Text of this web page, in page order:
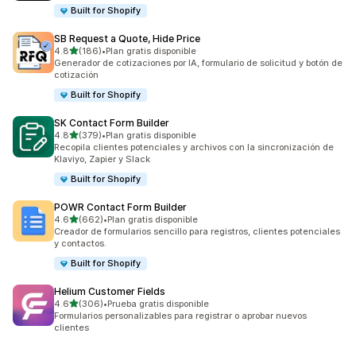
Built for Shopify
SB Request a Quote, Hide Price
4.8de 5 estrellas
(186)
186 reseñas en total
•Plan gratis disponible
Generador de cotizaciones por IA, formulario de solicitud y botón de
cotización
Built for Shopify
SK Contact Form Builder
4.8de 5 estrellas
(379)
379 reseñas en total
•Plan gratis disponible
Recopila clientes potenciales y archivos con la sincronización de
Klaviyo, Zapier y Slack
Built for Shopify
POWR Contact Form Builder
4.6de 5 estrellas
(662)
662 reseñas en total
•Plan gratis disponible
Creador de formularios sencillo para registros, clientes potenciales
y contactos.
Built for Shopify
Helium Customer Fields
4.6de 5 estrellas
(306)
306 reseñas en total
•Prueba gratis disponible
Formularios personalizables para registrar o aprobar nuevos
clientes